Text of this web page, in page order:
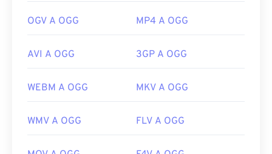
OGV A OGG MP4 A OGG
AVI A OGG 3GP A OGG
WEBM A OGG MKV A OGG
WMV A OGG FLV A OGG